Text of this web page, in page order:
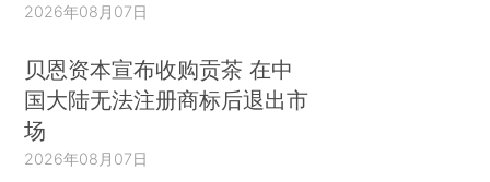
2026年08月07日
贝恩资本宣布收购贡茶 在中
国大陆无法注册商标后退出市
场
2026年08月07日